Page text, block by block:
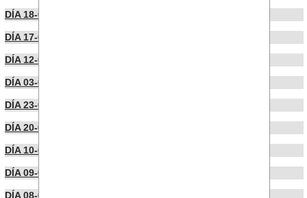
DÍA 18-04-2023
DÍA 17-04-2023
DÍA 12-04-2023
DÍA 03-04-2023
DÍA 23-03-2023
DÍA 20-03-2023
DÍA 10-03-2023
DÍA 09-03-2023
DÍA 08-03-2023